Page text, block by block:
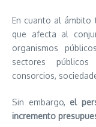
En cuanto al ámbito
que afecta al
organismos
sectores
consorcios,
Sin embargo, el
incremento